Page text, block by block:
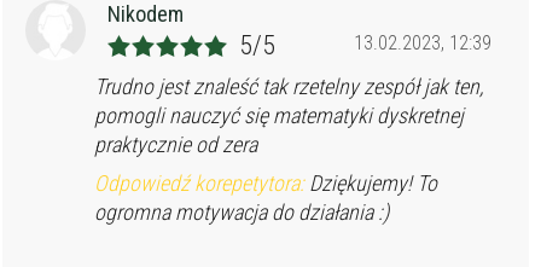
Nikodem
13.02.2023, 12:39
5/5
Trudno jest znaleść tak rzetelny zespół jak ten,
pomogli nauczyć się matematyki dyskretnej
praktycznie od zera
Odpowiedź korepetytora:Dziękujemy! To
ogromna motywacja do działania :)